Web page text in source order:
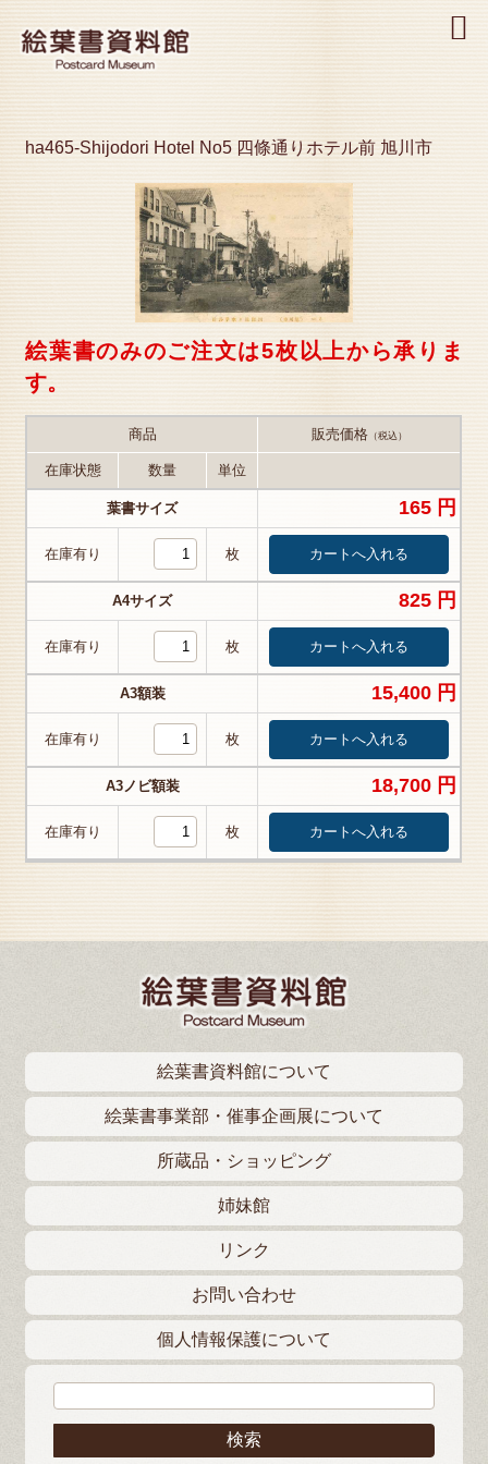
ha465-Shijodori Hotel No5 四條通りホテル前 旭川市
絵葉書のみのご注文は5枚以上から承りま
す。
商品 販売価格（税込）
在庫状態 数量 単位
葉書サイズ 165 円
在庫有り 枚
A4サイズ 825 円
在庫有り 枚
A3額装 15,400 円
在庫有り 枚
A3ノビ額装 18,700 円
在庫有り 枚
絵葉書資料館について
絵葉書事業部・催事企画展について
所蔵品・ショッピング
姉妹館
リンク
お問い合わせ
個人情報保護について